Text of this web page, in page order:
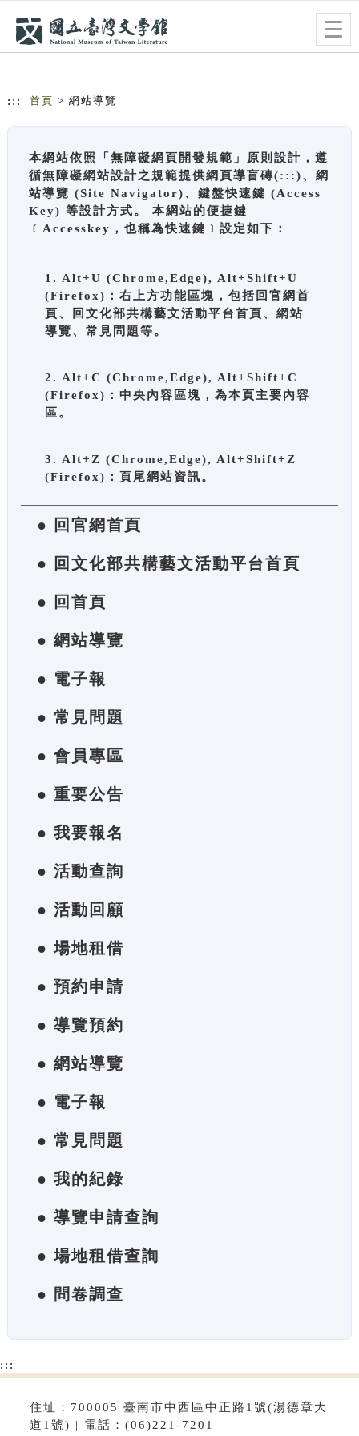
::: 首頁 > 網站導覽
本網站依照「無障礙網頁開發規範」原則設計，遵
循無障礙網站設計之規範提供網頁導盲磚(:::)、網
站導覽 (Site Navigator)、鍵盤快速鍵 (Access
Key) 等設計方式。 本網站的便捷鍵
﹝Accesskey，也稱為快速鍵﹞設定如下：
1. Alt+U (Chrome,Edge), Alt+Shift+U
(Firefox)：右上方功能區塊，包括回官網首
頁、回文化部共構藝文活動平台首頁、網站
導覽、常見問題等。
2. Alt+C (Chrome,Edge), Alt+Shift+C
(Firefox)：中央內容區塊，為本頁主要內容
區。
3. Alt+Z (Chrome,Edge), Alt+Shift+Z
(Firefox)：頁尾網站資訊。
● 回官網首頁
● 回文化部共構藝文活動平台首頁
● 回首頁
● 網站導覽
● 電子報
● 常見問題
● 會員專區
● 重要公告
● 我要報名
● 活動查詢
● 活動回顧
● 場地租借
● 預約申請
● 導覽預約
● 網站導覽
● 電子報
● 常見問題
● 我的紀錄
● 導覽申請查詢
● 場地租借查詢
● 問卷調查
:::
住址：700005 臺南市中西區中正路1號(湯德章大
道1號) | 電話：(06)221-7201